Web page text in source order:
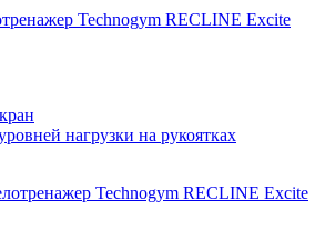
Technogym RECLINE Excite
нагрузки на рукоятках